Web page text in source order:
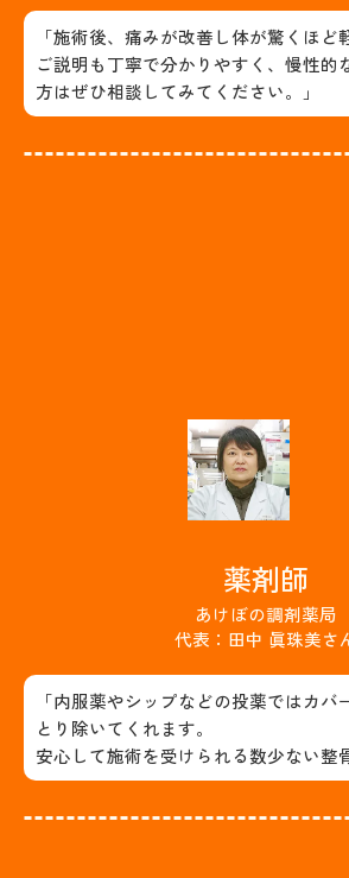
「施術後、痛みが改善し体が驚くほど
ご説明も丁寧で分かりやすく、慢性的
方はぜひ相談してみてください。」
薬剤師
あけぼの調剤薬局
代表：田中 眞珠美さ
「内服薬やシップなどの投薬ではカバ
とり除いてくれます。
安心して施術を受けられる数少ない整